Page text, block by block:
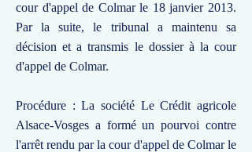
cour d'appel de Colmar le 18 janvier 2013.
Par la suite, le tribunal a maintenu sa
décision et a transmis le dossier à la cour
d'appel de Colmar.
Procédure : La société Le Crédit agricole
Alsace-Vosges a formé un pourvoi contre
l'arrêt rendu par la cour d'appel de Colmar le